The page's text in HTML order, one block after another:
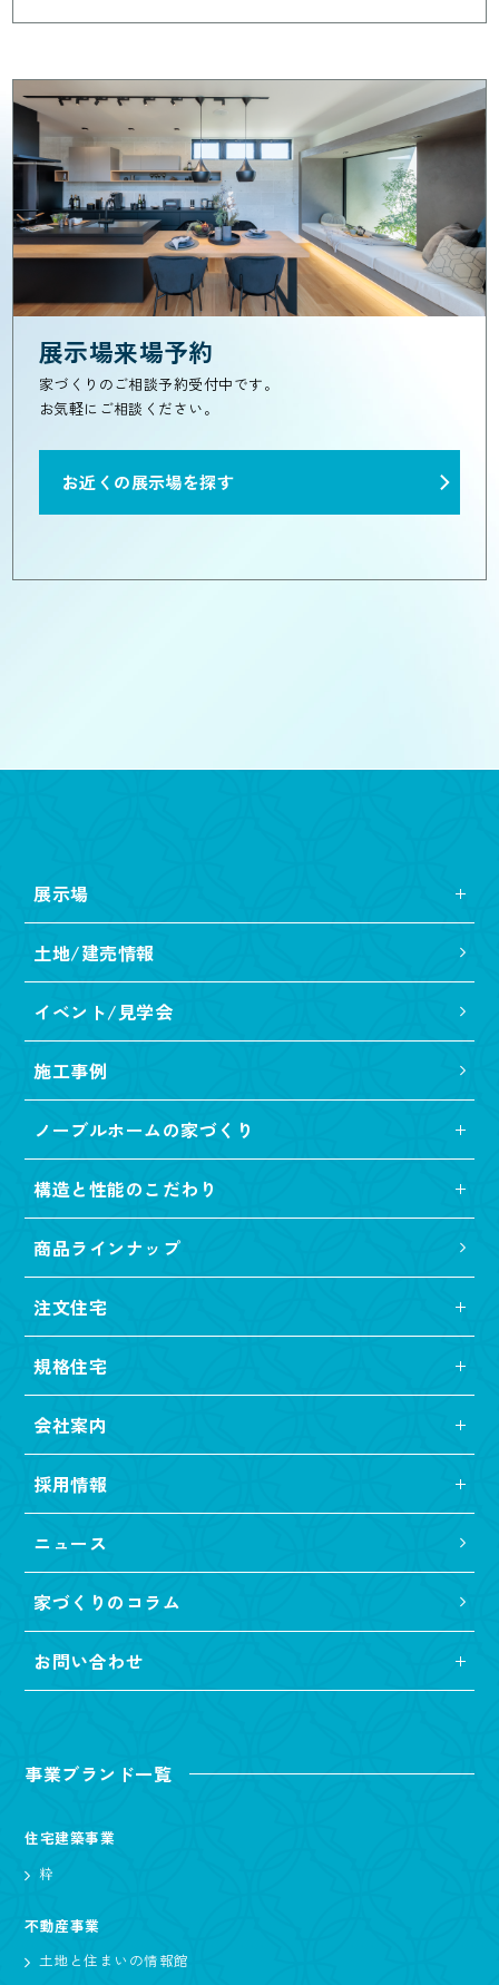
展示場来場予約
家づくりのご相談予約受付中です。
お気軽にご相談ください。
お近くの展示場を探す
展示場
土地/建売情報
イベント/見学会
施工事例
ノーブルホームの家づくり
構造と性能のこだわり
商品ラインナップ
注文住宅
規格住宅
会社案内
採用情報
ニュース
家づくりのコラム
お問い合わせ
事業ブランド一覧
住宅建築事業
粋
不動産事業
土地と住まいの情報館